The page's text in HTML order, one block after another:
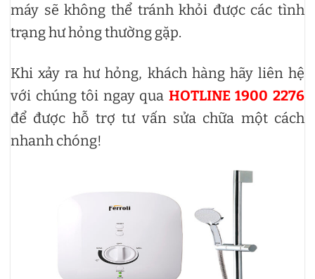
máy sẽ không thể tránh khỏi được các tình
trạng hư hỏng thường gặp.
Khi xảy ra hư hỏng, khách hàng hãy liên hệ
với chúng tôi ngay qua HOTLINE 1900 2276
để được hỗ trợ tư vấn sửa chữa một cách
nhanh chóng!